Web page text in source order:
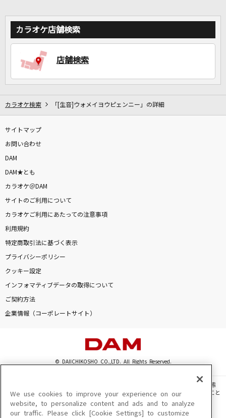
自宅でカラオケ歌い放題！
カラオケ店舗検索
店舗検索
カラオケ検索 「[生音]ウォメイヨウピェンニー」の詳細
サイトマップ
お問い合わせ
DAM
DAM★とも
カラオケ＠DAM
サイトのご利用について
カラオケご利用にあたっての注意事項
利用規約
特定商取引法に基づく表示
プライバシーポリシー
クッキー設定
インフォマティブデータの取得について
ご契約方法
企業情報（コーポレートサイト）
© DAIICHIKOSHO CO.,LTD. All Rights Reserved.
このサイトに掲載されている一切の文章・画像・写真・動画・音声等を、手段や形態
を問わず、著作権法の定める範囲を超えて無断で複製、転載、ファイル化などすること
を禁じます。
楽曲及びコンテンツは、機種によりご利用いただけない場合があります。
We use cookies to improve your experience on our
website, to personalize content and ads and to analyze
our traffic. Please click [Cookie Settings] to customize